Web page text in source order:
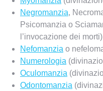
Negromanzia,
Psicomanzia o
l’invocazione dei morti)
Nefomanzia o
Numerologia
Oculomanzia
Odontomanzia